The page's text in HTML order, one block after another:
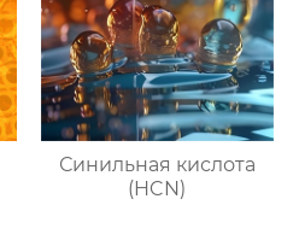
Синильная кислота
(HCN)